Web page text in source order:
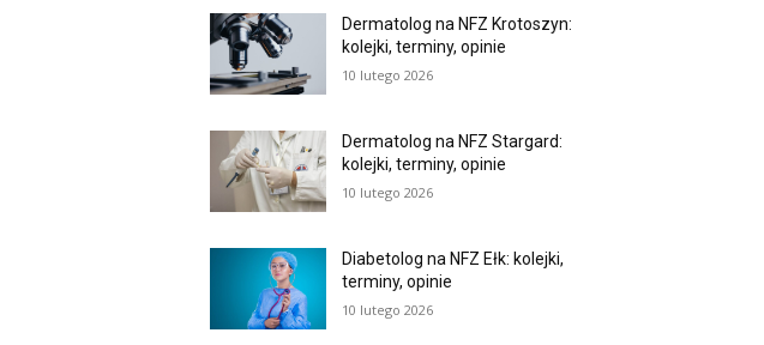
Dermatolog na NFZ Krotoszyn:
kolejki, terminy, opinie
10 lutego 2026
Dermatolog na NFZ Stargard:
kolejki, terminy, opinie
10 lutego 2026
Diabetolog na NFZ Ełk: kolejki,
terminy, opinie
10 lutego 2026